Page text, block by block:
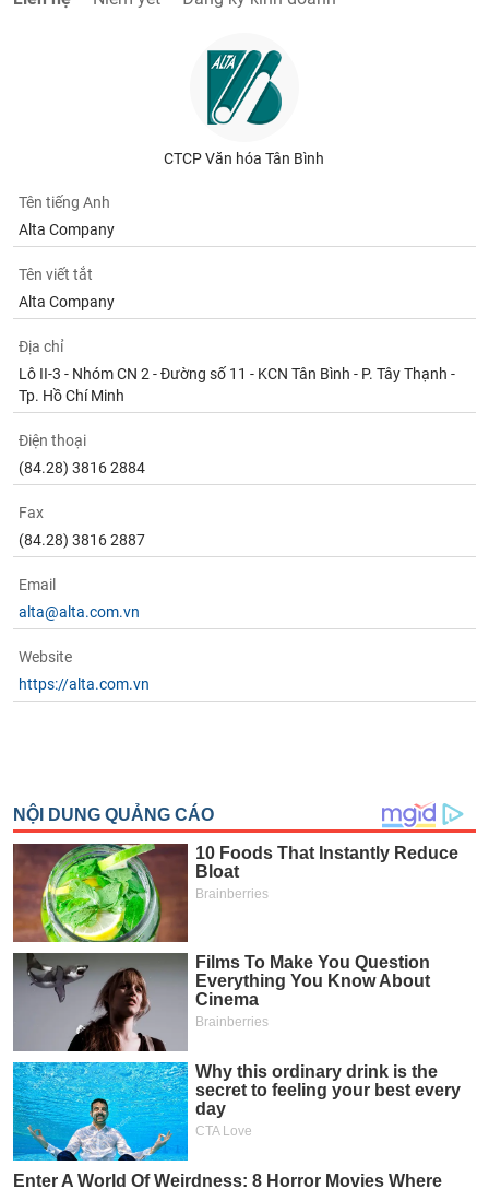
CTCP Văn hóa Tân Bình
Tên tiếng Anh
Alta Company
Tên viết tắt
Alta Company
Địa chỉ
Lô II-3 - Nhóm CN 2 - Đường số 11 - KCN Tân Bình - P. Tây Thạnh -
Tp. Hồ Chí Minh
Điện thoại
(84.28) 3816 2884
Fax
(84.28) 3816 2887
Email
alta@alta.com.vn
Website
https://alta.com.vn